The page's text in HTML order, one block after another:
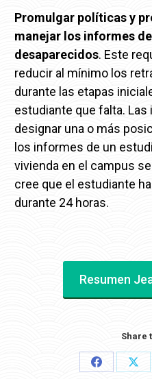
Promulgar políticas y
manejar los informes
desaparecidos. Este
reducir al mínimo los
durante las etapas
estudiante que falta. Las
designar una o más
los informes de un
vivienda en el campus
cree que el estudiante
durante 24 horas.
Resumen
Share
Share